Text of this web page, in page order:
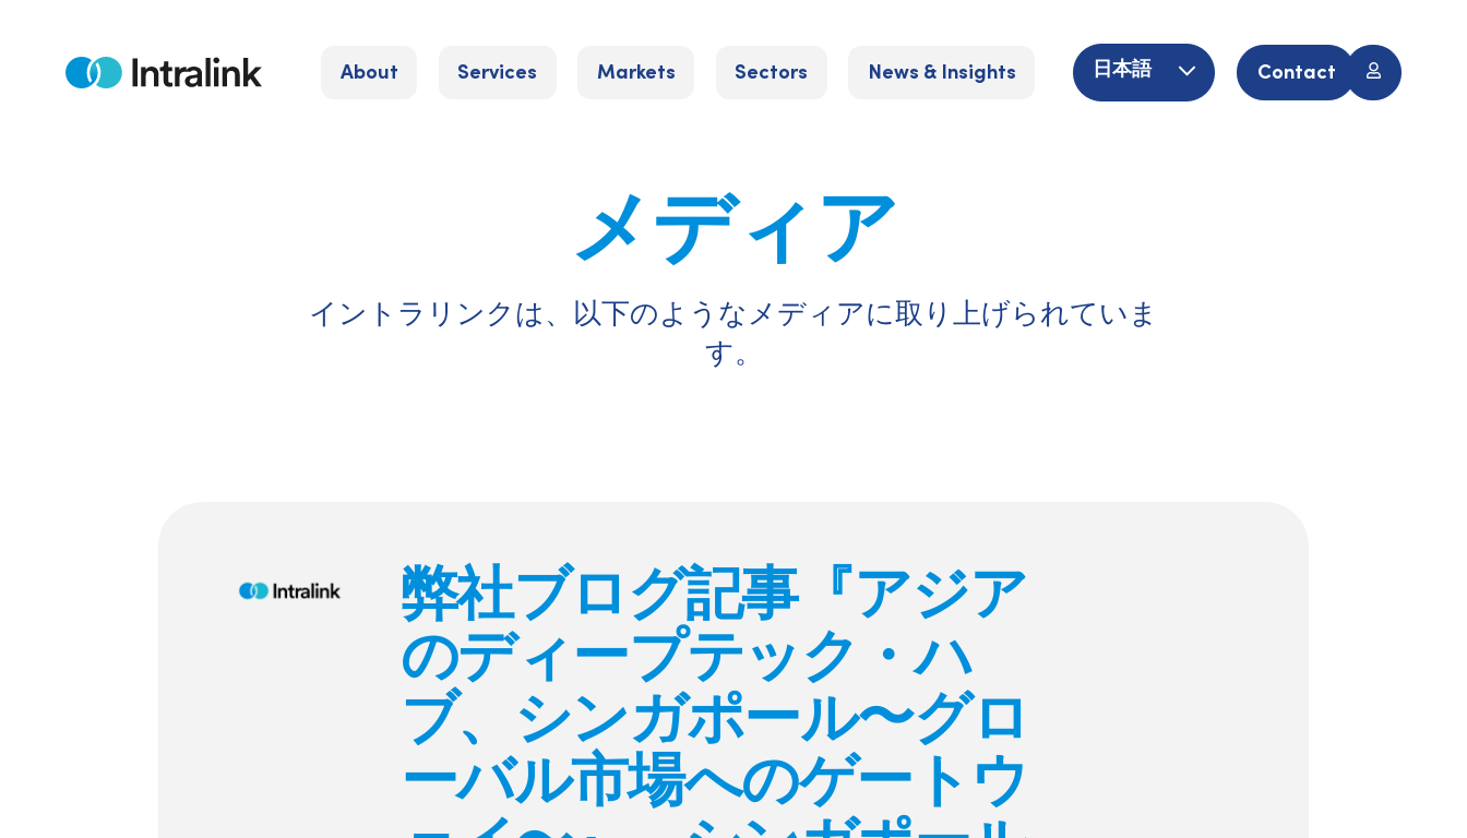
H
About Services Markets Sectors News & Insights 日本語 Contact
メディア
イントラリンクは、以下のようなメディアに取り上げられていま
す。
弊社ブログ記事『アジア
のディープテック・ハ
ブ、シンガポール〜グロ
ーバル市場へのゲートウ